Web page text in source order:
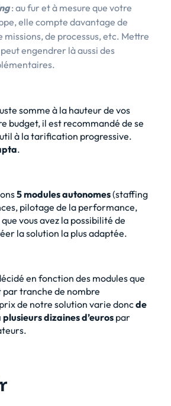
: au fur et à mesure que votre
elle compte davantage de
missions, de processus, etc. Mettre
engendrer là aussi des
somme à la hauteur de vos
budget, il est recommandé de se
à la tarification progressive.
.
5 modules autonomes(staffing
pilotage de la performance,
vous avez la possibilité de
la solution la plus adaptée.
en fonction des modules que
par tranche de nombre
de notre solution varie doncde
dizaines d’eurospar